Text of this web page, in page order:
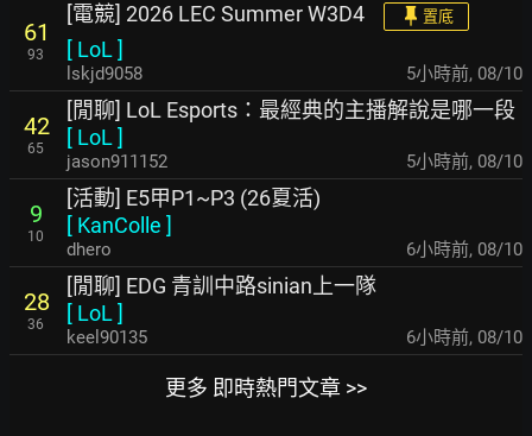
61
93
[電競] 2026 LEC Summer W3D4 置底
[ LoL ]
lskjd9058 5小時前, 08/10
42
65
[閒聊] LoL Esports：最經典的主播解說是哪一段
[ LoL ]
jason911152 5小時前, 08/10
9
10
[活動] E5甲P1~P3 (26夏活)
[ KanColle ]
dhero 6小時前, 08/10
28
36
[閒聊] EDG 青訓中路sinian上一隊
[ LoL ]
keel90135 6小時前, 08/10
更多 即時熱門文章 >>